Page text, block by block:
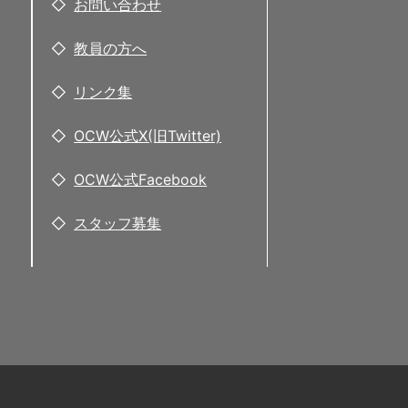
お問い合わせ
教員の方へ
リンク集
OCW公式X(旧Twitter)
OCW公式Facebook
スタッフ募集